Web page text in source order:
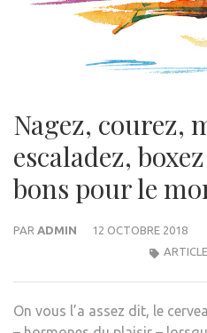
Nagez, courez,
escaladez,
bons pour le
PAR ADMIN
12 OCTOBRE 2018
ARTICLE
On vous l’a assez dit, le